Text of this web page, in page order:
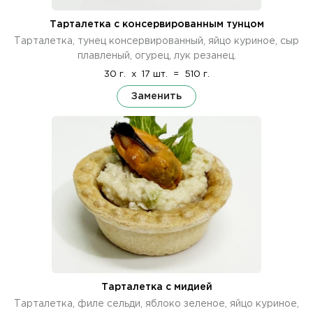
Тарталетка с консервированным тунцом
Тарталетка, тунец консервированный, яйцо куриное, сыр
плавленый, огурец, лук резанец.
30 г. x 17 шт. = 510 г.
Заменить
Тарталетка с мидией
Тарталетка, филе сельди, яблоко зеленое, яйцо куриное,